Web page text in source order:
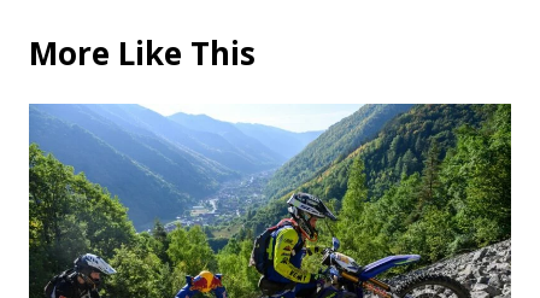
More Like This